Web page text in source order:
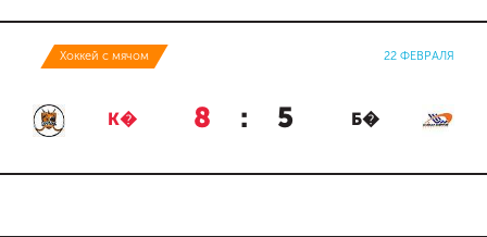
Хоккей с мячом 22 ФЕВРАЛЯ
К� 8 : 5 Б�